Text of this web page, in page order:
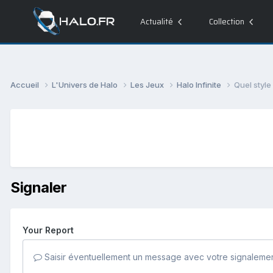
Actualité Collection
Accueil L'Univers de Halo Les Jeux Halo Infinite Quel
Signaler
Your Report
Saisir éventuellement un message avec votre